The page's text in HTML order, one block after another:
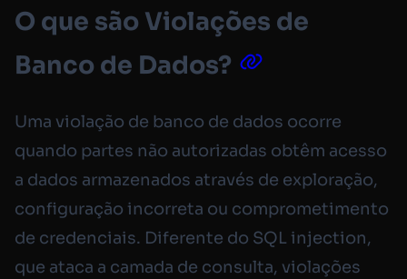
O que são Violações de
Banco de Dados?
Uma violação de banco de dados ocorre
quando partes não autorizadas obtêm acesso
a dados armazenados através de exploração,
configuração incorreta ou comprometimento
de credenciais. Diferente do SQL injection,
que ataca a camada de consulta, violações